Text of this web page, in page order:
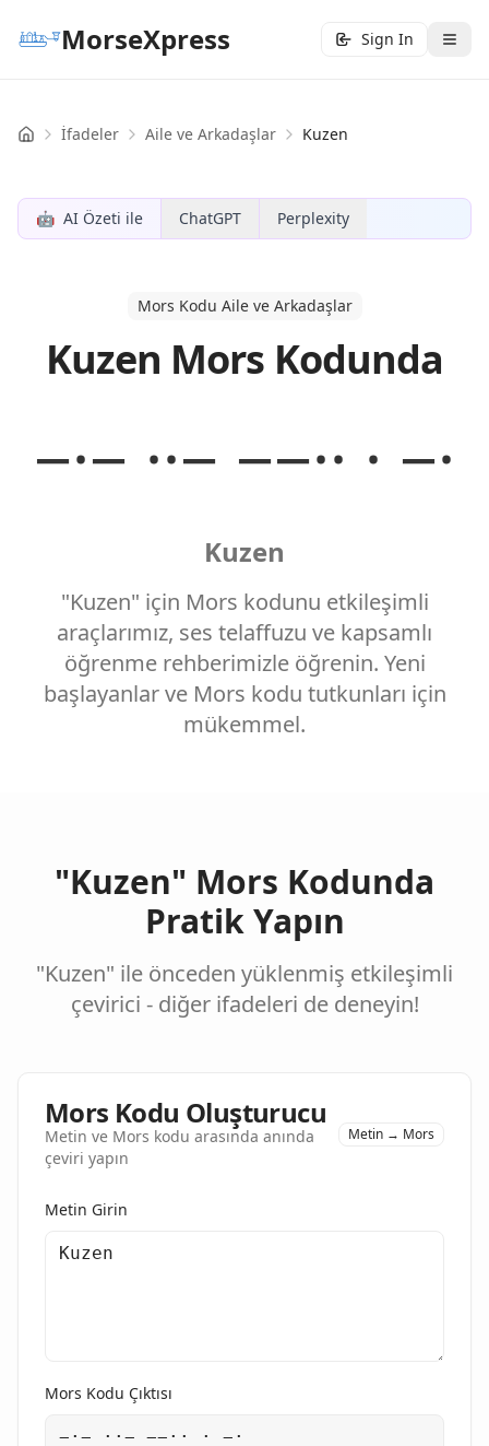
MorseXpress Sign In
Home İfadeler Aile ve Arkadaşlar Kuzen
🤖 AI Özeti ile ChatGPT Perplexity
Mors Kodu Aile ve Arkadaşlar
Kuzen Mors Kodunda
−·− ··− −−·· · −·
Kuzen
"Kuzen" için Mors kodunu etkileşimli
araçlarımız, ses telaffuzu ve kapsamlı
öğrenme rehberimizle öğrenin. Yeni
başlayanlar ve Mors kodu tutkunları için
mükemmel.
"Kuzen" Mors Kodunda
Pratik Yapın
"Kuzen" ile önceden yüklenmiş etkileşimli
çevirici - diğer ifadeleri de deneyin!
Mors Kodu Oluşturucu
Metin ve Mors kodu arasında anında
çeviri yapın
Metin → Mors
Metin Girin
Mors Kodu Çıktısı